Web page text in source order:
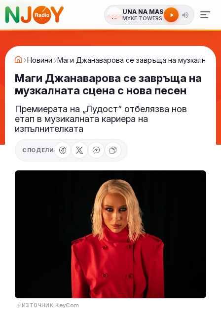
UNA NA MAS
MYKE TOWERS
Новини Маги Джанаварова се завръща на музкалната
Маги Джанаварова се завръща на
музкалната сцена с нова песен
Премиерата на „Лудост“ отбелязва нов
етап в музикалната кариера на
изпълнителката
СПОДЕЛИ
ИЗТОЧНИК: KeyCom